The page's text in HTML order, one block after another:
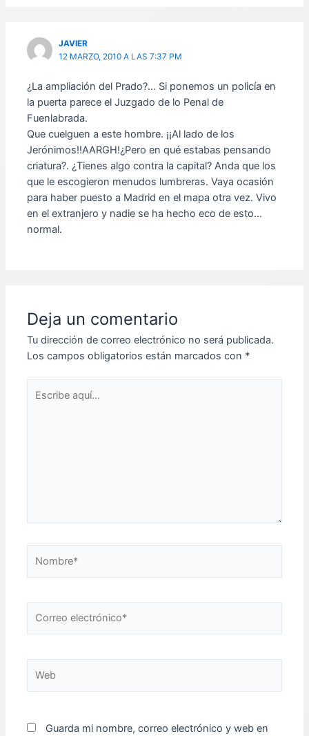
JAVIER
12 MARZO, 2010 A LAS 7:37 PM
¿La ampliación del Prado?… Si ponemos un policía en
la puerta parece el Juzgado de lo Penal de
Fuenlabrada.
Que cuelguen a este hombre. ¡¡Al lado de los
Jerónimos!!AARGH!¿Pero en qué estabas pensando
criatura?. ¿Tienes algo contra la capital? Anda que los
que le escogieron menudos lumbreras. Vaya ocasión
para haber puesto a Madrid en el mapa otra vez. Vivo
en el extranjero y nadie se ha hecho eco de esto…
normal.
Deja un comentario
Tu dirección de correo electrónico no será publicada.
Los campos obligatorios están marcados con *
aquí...
electrónico*
Guarda mi nombre, correo electrónico y web en